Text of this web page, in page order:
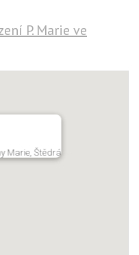
P. Marie ve
Marie, Štědrá